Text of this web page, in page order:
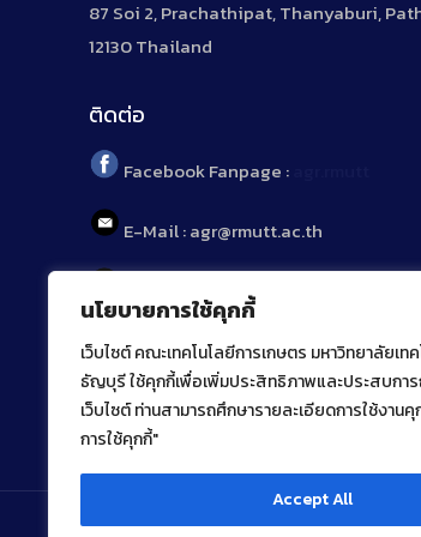
นโยบายการใช้คุกกี้
เว็บไซต์ คณะเทคโนโลยีการเกษตร มหาวิทยาลัยเท
ธัญบุรี ใช้คุกกี้เพื่อเพิ่มประสิทธิภาพและประสบกา
เว็บไซต์ ท่านสามารถศึกษารายละเอียดการใช้งาน
การใช้คุกกี้"
Accept All
87 Soi 2, Prachathipat, Thanyaburi,
12130 Thailand
ติดต่อ
Facebook Fanpage :
E-Mail : agr@rmutt.ac.th
Tel : 02 592 1955